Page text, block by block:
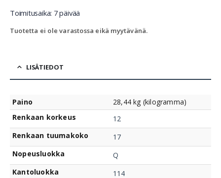
Toimitusaika: 7 päivää
Tuotetta ei ole varastossa eikä myytävänä.
LISÄTIEDOT
Paino
28,44 kg (kilogramma)
Renkaan korkeus
12
Renkaan tuumakoko
17
Nopeusluokka
Q
Kantoluokka
114